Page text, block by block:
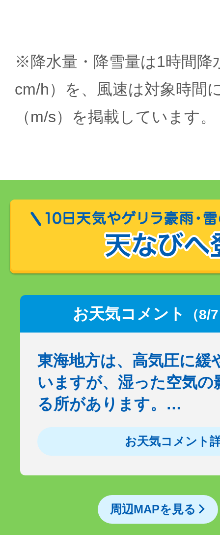
※降水量・降雪量は1時間降
cm/h）を、風速は対象時間
（m/s）を掲載しています。
お天気コメント （8/
東海地方は、高気圧に緩
いますが、湿った空気の
る所があります。…
お天気コメント
周辺MAPを見る